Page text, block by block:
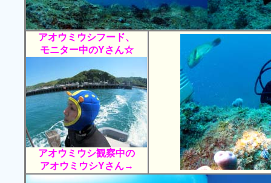
アオウミウシフード、
モニター中のYさん☆
アオウミウシ観察中の
アオウミウシYさん→